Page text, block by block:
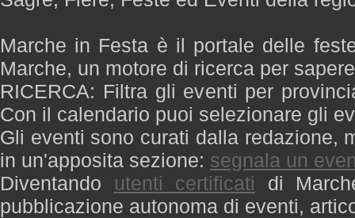
Marche in Festa è il portale delle
Marche, un motore di ricerca per
RICERCA: Filtra gli eventi per
Con il calendario puoi selezionare gli
Gli eventi sono curati dalla redazione,
in un'apposita sezione: segnala un
Diventando utenti certificati di
pubblicazione autonoma di eventi,